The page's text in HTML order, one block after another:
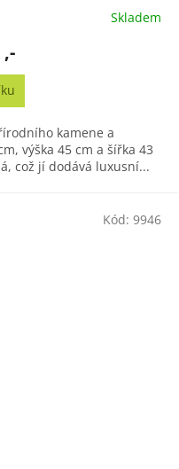
Skladem
,-
kamene a
výška 45 cm a šířka 43
což jí dodává luxusní...
Kód: 9946